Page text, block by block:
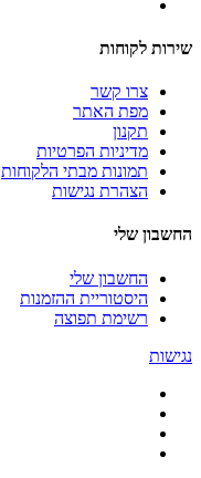
שירות לקוחות
צרו קשר
מפת האתר
תקנון
מדיניות הפרטיות
תמונות מבתי הלקוחות
הצהרת נגישות
החשבון שלי
החשבון שלי
היסטוריית ההזמנות
רשימת תפוצה
נגישות